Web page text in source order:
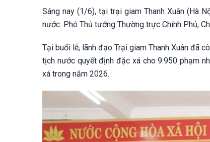
Sáng nay (1/6), tại trại giam Thanh Xuân (Hà
nước. Phó Thủ tướng Thường trực Chính Phủ,
Tại buổi lễ, lãnh đạo Trại giam Thanh Xuân đã
tịch nước quyết định đặc xá cho 9.950 phạm
xá trong năm 2026.